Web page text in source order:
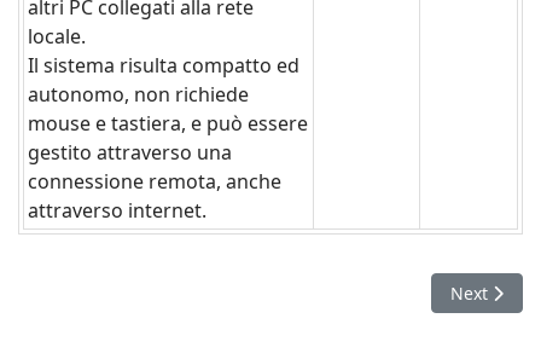
altri PC collegati alla rete
locale.
Il sistema risulta compatto ed
autonomo, non richiede
mouse e tastiera, e può essere
gestito attraverso una
connessione remota, anche
attraverso internet.
Next
Next